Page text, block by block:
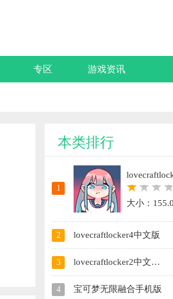
专区 游戏资讯
本类排行
1
大小：
2 lovecraftlocker4中文版
3 lovecraftlocker2中文版正版
4 宝可梦无限融合手机版